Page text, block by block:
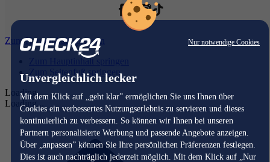
Nur notwendige Cookies
Unvergleichlich lecker
Mit dem Klick auf „geht klar” ermöglichen Sie uns Ihnen über
Cookies ein verbessertes Nutzungserlebnis zu servieren und dieses
kontinuierlich zu verbessern. So können wir Ihnen bei unseren
Partnern personalisierte Werbung und passende Angebote anzeigen.
Über „anpassen” können Sie Ihre persönlichen Präferenzen festlegen.
Dies ist auch nachträglich jederzeit möglich. Mit dem Klick auf „Nur
Zum Hauptinhalt springen
Zum Hauptinhalt springen
Zum Seitenfuß springen
Loading...
Loading...